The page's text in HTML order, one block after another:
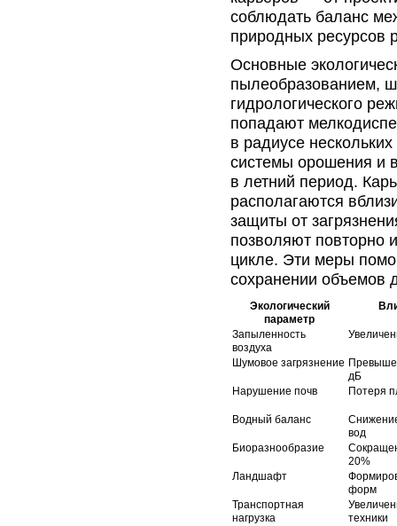
соблюдать баланс
природных ресурсов
Основные
пылеобразованием,
гидрологического
попадают
в радиусе
системы орошения и
в летний период.
располагаются
защиты от
позволяют повторно
цикле. Эти меры
сохранении объемов
Экологический
параметр
Запыленность
воздуха
Шумовое загрязнение
дБ
Нарушение почв
Потеря
Водный баланс
вод
Биоразнообразие
20%
Ландшафт
форм
Транспортная
нагрузка
техники